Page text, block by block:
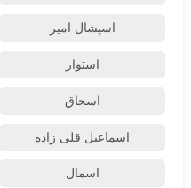
اسپشال امیر
استوار
اسحاق
اسماعیل قلی زاده
اسمال